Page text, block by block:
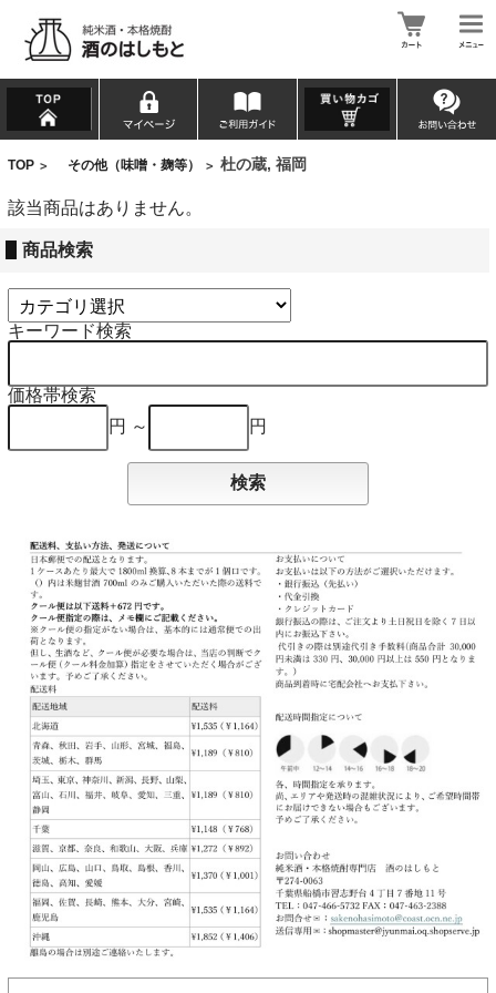
TOP > その他（味噌・麹等） > 杜の蔵, 福岡
該当商品はありません。
商品検索
キーワード検索
価格帯検索
円 ～
円